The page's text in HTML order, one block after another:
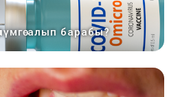
алып барабы?